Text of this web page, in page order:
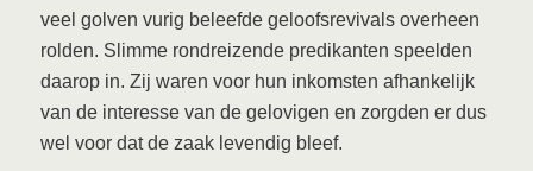
veel golven vurig beleefde geloofsrevivals overheen
rolden. Slimme rondreizende predikanten speelden
daarop in. Zij waren voor hun inkomsten afhankelijk
van de interesse van de gelovigen en zorgden er dus
wel voor dat de zaak levendig bleef.